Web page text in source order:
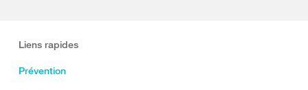
Liens rapides
Prévention